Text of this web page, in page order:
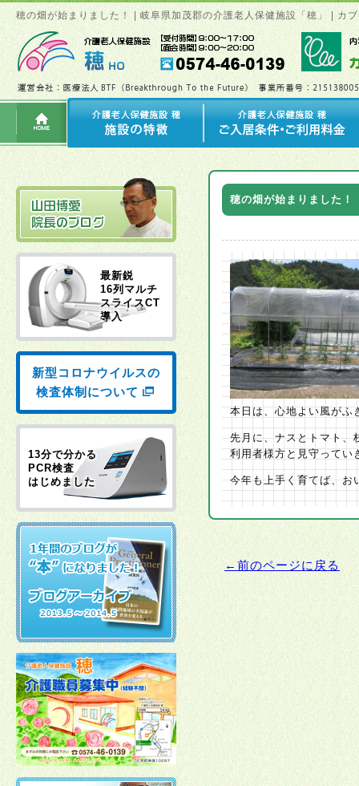
穂の畑が始まりました！ | 岐阜県加茂郡の介護老人保健施設「穂」 | カ
穂の畑が始まりました！
本日は、心地よい風がふ
先月に、ナスとトマト、
利用者様方と見守ってい
今年も上手く育てば、
←前のページに戻る
最新鋭
16列マルチ
スライスCT
導入
新型コロナウイルスの
検査体制について
13分で分かる
PCR検査
はじめました